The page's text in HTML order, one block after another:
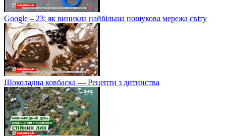
Google – 23: як виникла найбільша пошукова мережа світу
Шоколадна ковбаска — Рецепти з дитинства